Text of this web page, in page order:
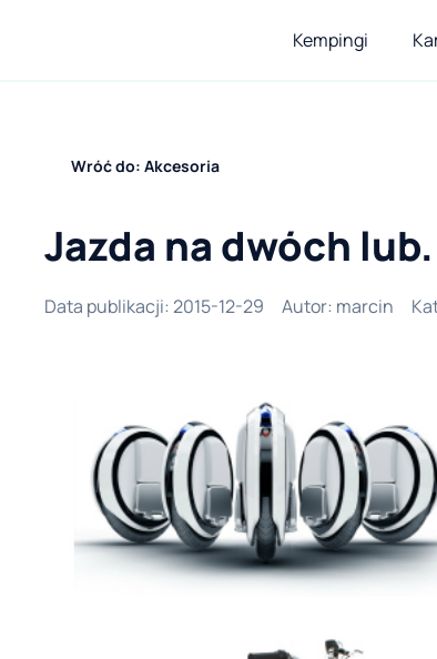
Kempingi
Wróć do: Akcesoria
Jazda na dwóch
Data publikacji: 2015-12-29 Autor: marcin